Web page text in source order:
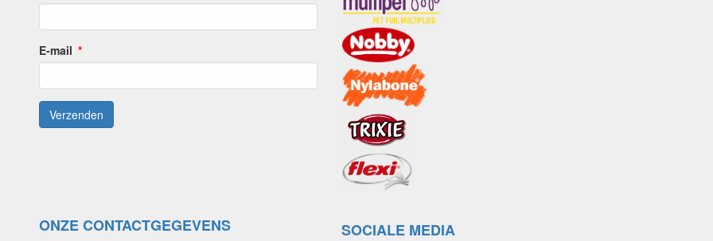
E-mail
ONZE CONTACTGEGEVENS SOCIALE MEDIA